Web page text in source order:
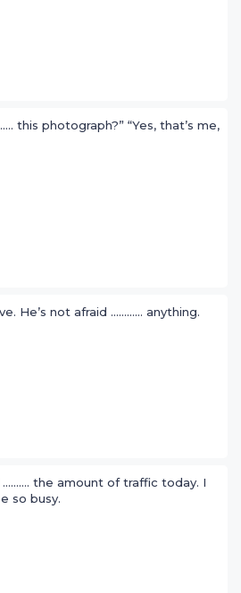
this photograph?” “Yes, that’s me,
He’s not afraid ............ anything.
.......... the amount of traffic today. I
so busy.